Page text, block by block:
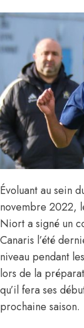
Évoluant au sein
novembre 2022,
Niort a signé un
Canaris l’été
niveau pendant
lors de la
qu’il fera ses
prochaine saison.